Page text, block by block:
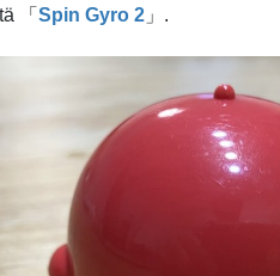
「 Spin Gyro 2 」.